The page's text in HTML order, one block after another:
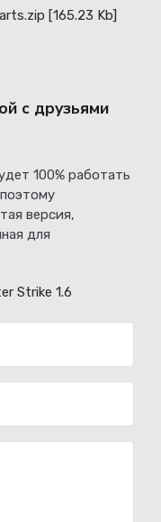
[165.23 Kb]
с друзьями
100% работать
версия,
для
Strike 1.6